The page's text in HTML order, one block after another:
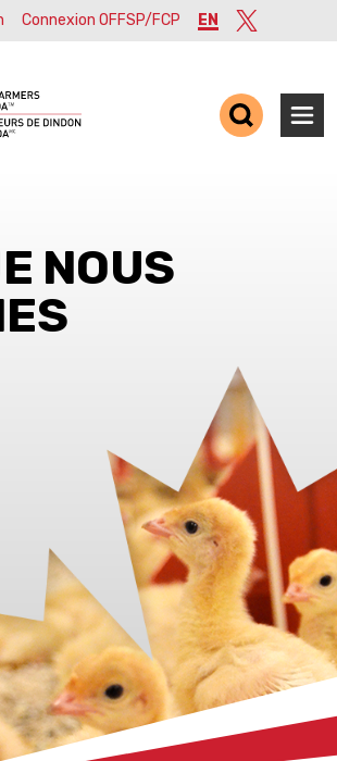
Connexion OFFSP/FCP EN Twitter
NOUS